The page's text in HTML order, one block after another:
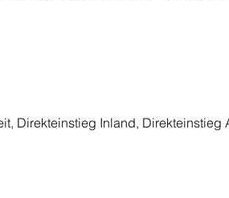
Direkteinstieg Inland, Direkteinstieg